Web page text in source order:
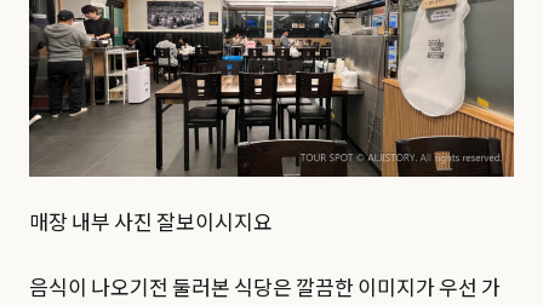
매장 내부 사진 잘보이시지요
음식이 나오기전 둘러본 식당은 깔끔한 이미지가 우선 가